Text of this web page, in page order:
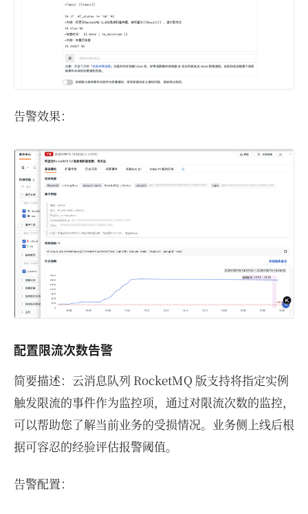
告警效果：
配置限流次数告警
简要描述：云消息队列 RocketMQ 版支持将指定实例
触发限流的事件作为监控项，通过对限流次数的监控，
可以帮助您了解当前业务的受损情况。业务侧上线后根
据可容忍的经验评估报警阈值。
告警配置：